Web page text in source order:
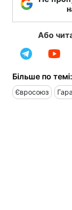
Або
Більше по темі:
Євросоюз